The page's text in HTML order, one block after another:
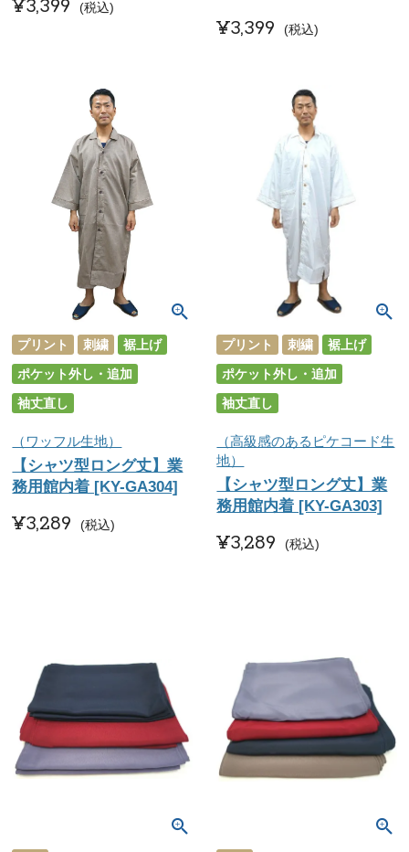
¥3,399 税込
¥3,399 税込
プリント 刺繍
裾上げ
ポケット外し・追加
袖丈直し
（ワッフル生地）
【シャツ型ロング丈】業
務用館内着 [KY-GA304]
¥3,289 税込
プリント 刺繍
裾上げ
ポケット外し・追加
袖丈直し
（高級感のあるピケコード生
地）
【シャツ型ロング丈】業
務用館内着 [KY-GA303]
¥3,289 税込